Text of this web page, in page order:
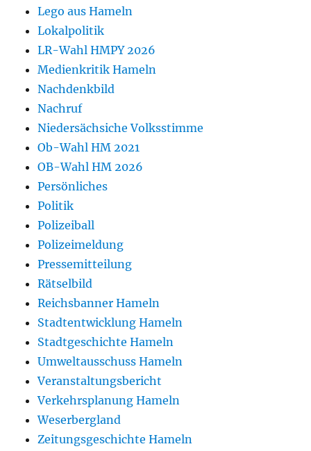
Lego aus Hameln
Lokalpolitik
LR-Wahl HMPY 2026
Medienkritik Hameln
Nachdenkbild
Nachruf
Niedersächsiche Volksstimme
Ob-Wahl HM 2021
OB-Wahl HM 2026
Persönliches
Politik
Polizeiball
Polizeimeldung
Pressemitteilung
Rätselbild
Reichsbanner Hameln
Stadtentwicklung Hameln
Stadtgeschichte Hameln
Umweltausschuss Hameln
Veranstaltungsbericht
Verkehrsplanung Hameln
Weserbergland
Zeitungsgeschichte Hameln